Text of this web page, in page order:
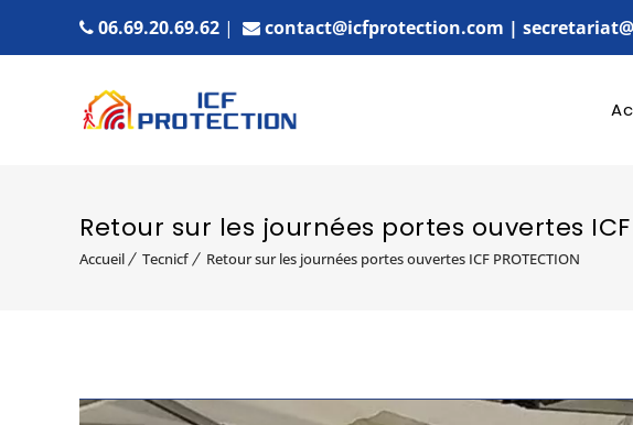
06.69.20.69.62 | contact@icfprotection.com |
Retour sur les journées portes ouvertes ICF
Accueil Tecnicf Retour sur les journées portes ouvertes ICF PROTECTION